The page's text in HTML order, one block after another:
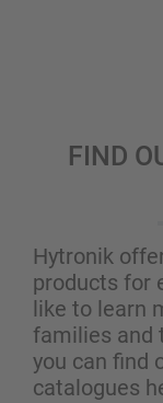
FIND
Hytronik
products for
like to learn
families and
you can find
catalogues